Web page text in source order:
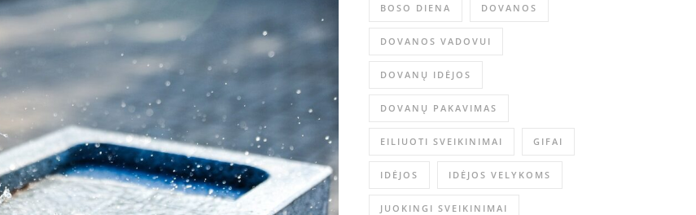
BOSO DIENA DOVANOS
DOVANOS VADOVUI
DOVANŲ IDĖJOS
DOVANŲ PAKAVIMAS
EILIUOTI SVEIKINIMAI GIFAI
IDĖJOS IDĖJOS VELYKOMS
JUOKINGI SVEIKINIMAI